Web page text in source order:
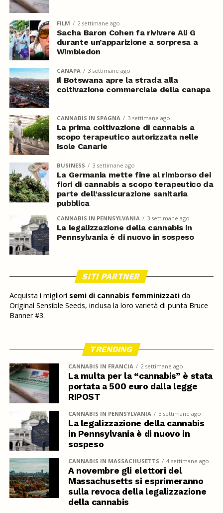
FILM 2 settimane ago
Sacha Baron Cohen fa rivivere Ali G
durante un’apparizione a sorpresa a
Wimbledon
CANAPA 3 settimane ago
Il Botswana apre la strada alla
coltivazione commerciale della canapa
CANNABIS IN SPAGNA 3 settimane ago
La prima coltivazione di cannabis a
scopo terapeutico autorizzata nelle
Isole Canarie
BUSINESS 3 settimane ago
La Germania mette fine al rimborso dei
fiori di cannabis a scopo terapeutico da
parte dell’assicurazione sanitaria
pubblica
CANNABIS IN PENNSYLVANIA 3 settimane ago
La legalizzazione della cannabis in
Pennsylvania è di nuovo in sospeso
SITI PARTNER
Acquista i migliori semi di cannabis femminizzatida
Original Sensible Seeds, inclusa la loro varietà di punta Bruce
Banner #3.
TRENDING
CANNABIS IN FRANCIA 2 settimane ago
La multa per la “cannabis” è stata
portata a 500 euro dalla legge
RIPOST
CANNABIS IN PENNSYLVANIA 3 settimane ago
La legalizzazione della cannabis
in Pennsylvania è di nuovo in
sospeso
CANNABIS IN MASSACHUSETTS 4 settimane ago
A novembre gli elettori del
Massachusetts si esprimeranno
sulla revoca della legalizzazione
della cannabis